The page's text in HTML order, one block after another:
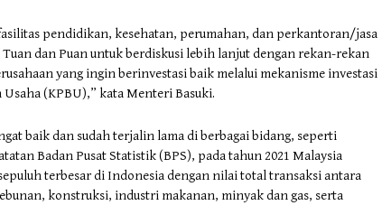
pendidikan, kesehatan, perumahan, dan perkantoran/jasa
dan Puan untuk berdiskusi lebih lanjut dengan rekan-rekan
yang ingin berinvestasi baik melalui mekanisme investasi
(KPBU),” kata Menteri Basuki.
baik dan sudah terjalin lama di berbagai bidang, seperti
Badan Pusat Statistik (BPS), pada tahun 2021 Malaysia
terbesar di Indonesia dengan nilai total transaksi antara
konstruksi, industri makanan, minyak dan gas, serta